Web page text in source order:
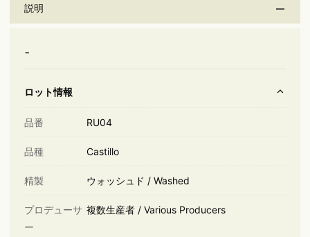
説明
-
ロット情報
品番 RU04
品種 Castillo
精製 ウォッシュド / Washed
プロデューサ
ー
複数生産者 / Various Producers